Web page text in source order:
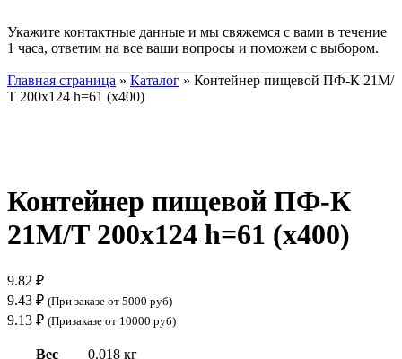
Укажите контактные данные и мы свяжемся с вами в течение
1 часа, ответим на все ваши вопросы и поможем с выбором.
Главная страница » Каталог » Контейнер пищевой ПФ-К 21М/
Т 200х124 h=61 (х400)
Контейнер пищевой ПФ-К
21М/Т 200х124 h=61 (х400)
9.82 ₽
9.43 ₽ (При заказе от 5000 руб)
9.13 ₽ (Призаказе от 10000 руб)
Вес 0.018 кг